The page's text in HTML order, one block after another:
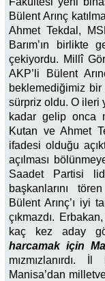
Bülent Arınç
Ahmet Tekdal,
Barım’ın birlikte
çekiyordu. Millî
AKP’li Bülent
beklemediğimiz
sürpriz oldu. O ileri
kadar gelip onca
Kutan ve Ahmet
ifadesi olduğu
açılması
Saadet Partisi
başkanlarını
Bülent Arınç’ı iyi
çıkmazdı.
kaç kez aday
harcamak için
mızmızlanırdı.
Manisa’dan